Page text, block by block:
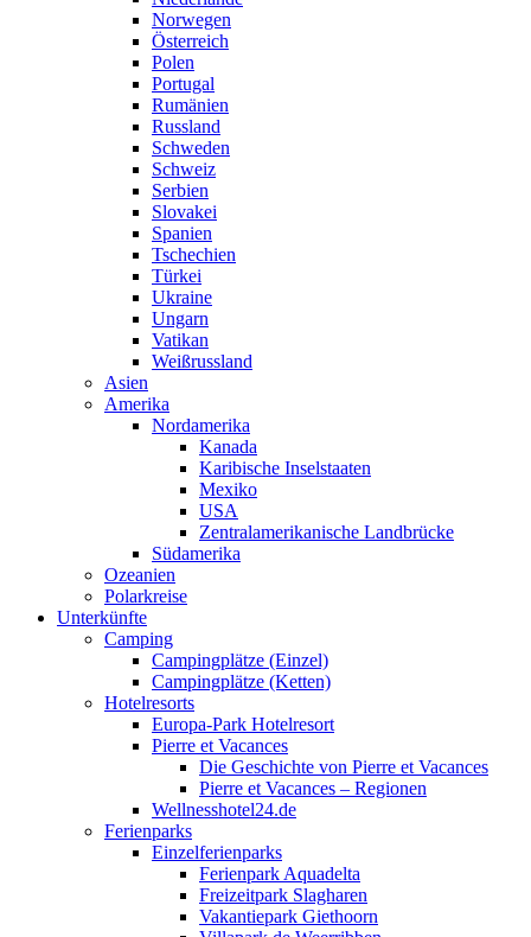
Norwegen
Österreich
Polen
Portugal
Rumänien
Russland
Schweden
Schweiz
Serbien
Slovakei
Spanien
Tschechien
Türkei
Ukraine
Ungarn
Vatikan
Weißrussland
Asien
Amerika
Nordamerika
Kanada
Karibische Inselstaaten
Mexiko
USA
Zentralamerikanische Landbrücke
Südamerika
Ozeanien
Polarkreise
Unterkünfte
Camping
Campingplätze (Einzel)
Campingplätze (Ketten)
Hotelresorts
Europa-Park Hotelresort
Pierre et Vacances
Die Geschichte von Pierre et Vacances
Pierre et Vacances – Regionen
Wellnesshotel24.de
Ferienparks
Einzelferienparks
Ferienpark Aquadelta
Freizeitpark Slagharen
Vakantiepark Giethoorn